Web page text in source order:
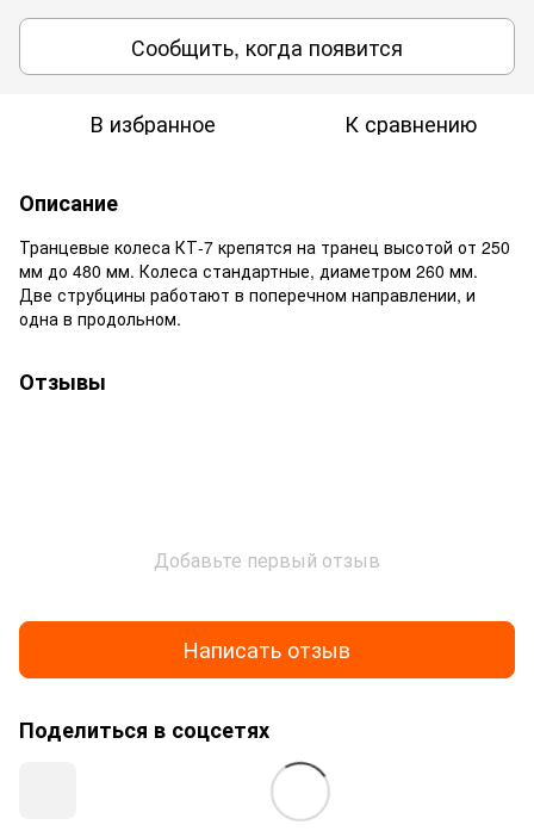
Сообщить, когда появится
В избранное К сравнению
Описание
Транцевые колеса КТ-7 крепятся на транец высотой от 250
мм до 480 мм. Колеса стандартные, диаметром 260 мм.
Две струбцины работают в поперечном направлении, и
одна в продольном.
Отзывы
Добавьте первый отзыв
Написать отзыв
Поделиться в соцсетях